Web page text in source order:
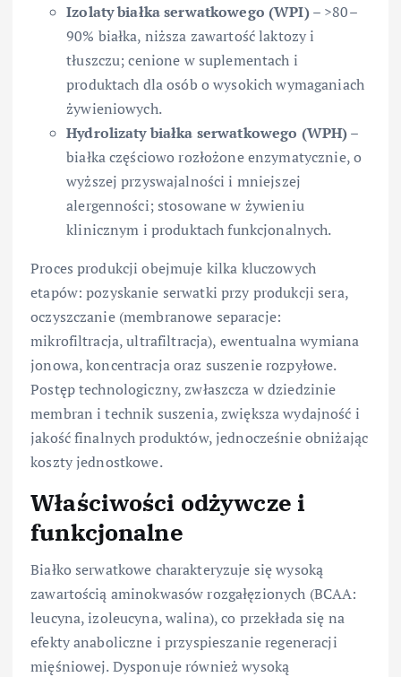
Izolaty białka serwatkowego (WPI)– >80–
90% białka, niższa zawartość laktozy i
tłuszczu; cenione w suplementach i
produktach dla osób o wysokich wymaganiach
żywieniowych.
Hydrolizaty białka serwatkowego (WPH)–
białka częściowo rozłożone enzymatycznie, o
wyższej przyswajalności i mniejszej
alergenności; stosowane w żywieniu
klinicznym i produktach funkcjonalnych.
Proces produkcji obejmuje kilka kluczowych
etapów: pozyskanie serwatki przy produkcji sera,
oczyszczanie (membranowe separacje:
mikrofiltracja, ultrafiltracja), ewentualna wymiana
jonowa, koncentracja oraz suszenie rozpyłowe.
Postęp technologiczny, zwłaszcza w dziedzinie
membran i technik suszenia, zwiększa wydajność i
jakość finalnych produktów, jednocześnie obniżając
koszty jednostkowe.
Właściwości odżywcze i
funkcjonalne
Białko serwatkowe charakteryzuje się wysoką
zawartością aminokwasów rozgałęzionych (BCAA:
leucyna, izoleucyna, walina), co przekłada się na
efekty anaboliczne i przyspieszanie regeneracji
mięśniowej. Dysponuje również wysoką